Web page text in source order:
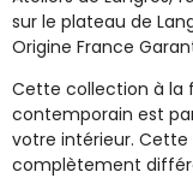
sur le plateau de
Origine France
Cette collection à la
contemporain est
votre intérieur.
complètement